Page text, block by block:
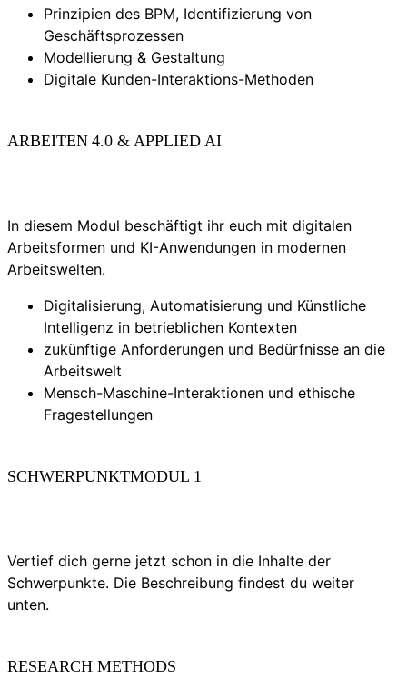
Prinzipien des BPM, Identifizierung von
Geschäftsprozessen
Modellierung & Gestaltung
Digitale Kunden-Interaktions-Methoden
ARBEITEN 4.0 & APPLIED AI
In diesem Modul beschäftigt ihr euch mit digitalen
Arbeitsformen und KI-Anwendungen in modernen
Arbeitswelten.
Digitalisierung, Automatisierung und Künstliche
Intelligenz in betrieblichen Kontexten
zukünftige Anforderungen und Bedürfnisse an die
Arbeitswelt
Mensch-Maschine-Interaktionen und ethische
Fragestellungen
SCHWERPUNKTMODUL 1
Vertief dich gerne jetzt schon in die Inhalte der
Schwerpunkte. Die Beschreibung findest du weiter
unten.
RESEARCH METHODS